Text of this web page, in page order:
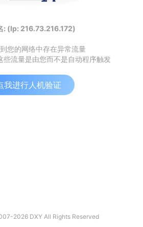
: (Ip: 216.73.216.172)
您的网络中存在异常流量
些流量是由您而不是自动程序触发
我进行人机验证
2026 DXY All Rights Reserved